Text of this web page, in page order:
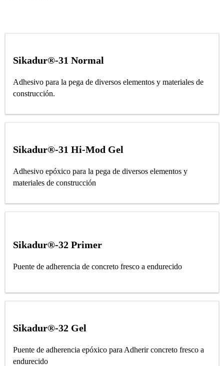
Sikadur®-31 Normal
Adhesivo para la pega de diversos elementos y materiales de
construcción.
Sikadur®-31 Hi-Mod Gel
Adhesivo epóxico para la pega de diversos elementos y
materiales de construcción
Sikadur®-32 Primer
Puente de adherencia de concreto fresco a endurecido
Sikadur®-32 Gel
Puente de adherencia epóxico para Adherir concreto fresco a
endurecido